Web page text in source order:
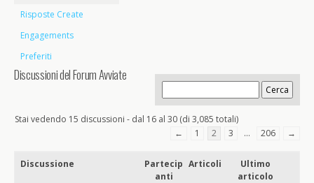
Risposte Create
Engagements
Preferiti
Discussioni del Forum Avviate
Stai vedendo 15 discussioni - dal 16 al 30 (di 3,085 totali)
←
1 2 3 … 206 →
Discussione
Partecip
anti
Articoli
Ultimo
articolo